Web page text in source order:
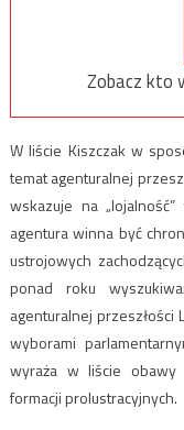
Zobacz kto
W liście Kiszczak w
temat agenturalnej
wskazuje na
agentura winna być
ustrojowych
ponad roku
agenturalnej przeszłości
wyborami
wyraża w liście obawy
formacji prolustracyjnych.